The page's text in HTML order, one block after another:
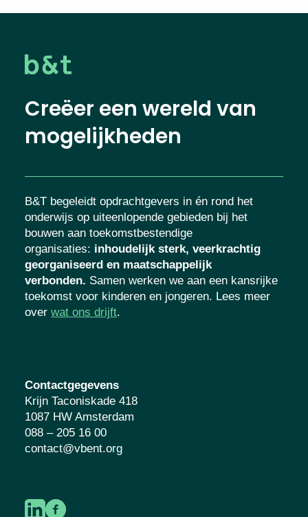
Creëer een wereld van
mogelijkheden
B&T begeleidt opdrachtgevers in én rond het
onderwijs op uiteenlopende gebieden bij het
bouwen aan toekomstbestendige
organisaties: inhoudelijk sterk, veerkrachtig
georganiseerd en maatschappelijk
verbonden. Samen werken we aan een kansrijke
toekomst voor kinderen en jongeren. Lees meer
over wat ons drijft.
Contactgegevens
Krijn Taconiskade 418
1087 HW Amsterdam
088 – 205 16 00
contact@vbent.org